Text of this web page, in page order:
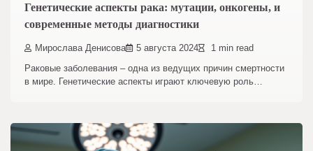
Генетические аспекты рака: мутации, онкогены, и
современные методы диагностики
Мирослава Денисова 5 августа 2024 1 min read
Раковые заболевания – одна из ведущих причин смертности
в мире. Генетические аспекты играют ключевую роль…